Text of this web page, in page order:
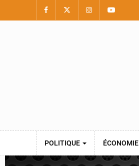
POLITIQUE ÉCONOMIE